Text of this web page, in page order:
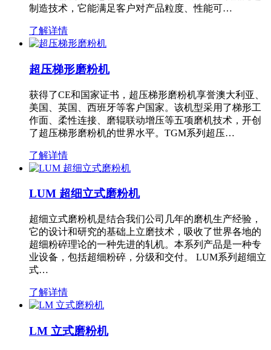
制造技术，它能满足客户对产品粒度、性能可…
了解详情
超压梯形磨粉机
获得了CE和国家证书，超压梯形磨粉机享誉澳大利亚、
美国、英国、西班牙等客户国家。该机型采用了梯形工
作面、柔性连接、磨辊联动增压等五项磨机技术，开创
了超压梯形磨粉机的世界水平。TGM系列超压…
了解详情
LUM 超细立式磨粉机
超细立式磨粉机是结合我们公司几年的磨机生产经验，
它的设计和研究的基础上立磨技术，吸收了世界各地的
超细粉碎理论的一种先进的轧机。本系列产品是一种专
业设备，包括超细粉碎，分级和交付。 LUM系列超细立
式…
了解详情
LM 立式磨粉机